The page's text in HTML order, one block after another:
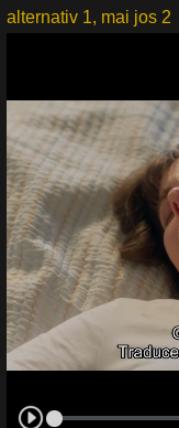
alternativ 1, mai jos 2